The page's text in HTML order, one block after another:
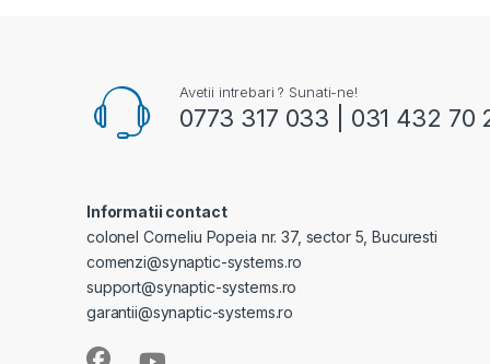
Avetii intrebari ? Sunati-ne!
0773 317 033 | 031 432 70
Informatii contact
colonel Corneliu Popeia nr. 37, sector 5, Bucuresti
comenzi@synaptic-systems.ro
support@synaptic-systems.ro
garantii@synaptic-systems.ro